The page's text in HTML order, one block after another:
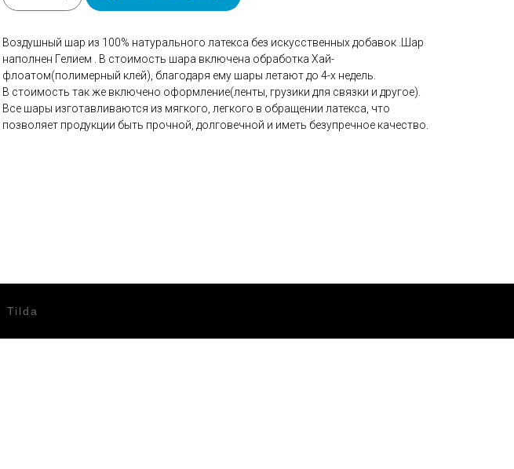
Воздушный шар из 100% натурального латекса без искусственных добавок .Шар
наполнен Гелием . В стоимость шара включена обработка Хай-
флоатом(полимерный клей), благодаря ему шары летают до 4-х недель.
В стоимость так же включено оформление(ленты, грузики для связки и другое).
Все шары изготавливаются из мягкого, легкого в обращении латекса, что
позволяет продукции быть прочной, долговечной и иметь безупречное качество.
Tilda